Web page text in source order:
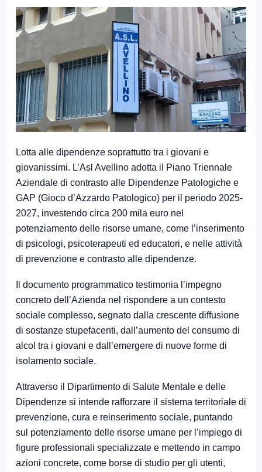
Lotta alle dipendenze soprattutto tra i giovani e
giovanissimi. L’Asl Avellino adotta il Piano Triennale
Aziendale di contrasto alle Dipendenze Patologiche e
GAP (Gioco d’Azzardo Patologico) per il periodo 2025-
2027, investendo circa 200 mila euro nel
potenziamento delle risorse umane, come l’inserimento
di psicologi, psicoterapeuti ed educatori, e nelle attività
di prevenzione e contrasto alle dipendenze.
Il documento programmatico testimonia l’impegno
concreto dell’Azienda nel rispondere a un contesto
sociale complesso, segnato dalla crescente diffusione
di sostanze stupefacenti, dall’aumento del consumo di
alcol tra i giovani e dall’emergere di nuove forme di
isolamento sociale.
Attraverso il Dipartimento di Salute Mentale e delle
Dipendenze si intende rafforzare il sistema territoriale di
prevenzione, cura e reinserimento sociale, puntando
sul potenziamento delle risorse umane per l’impiego di
figure professionali specializzate e mettendo in campo
azioni concrete, come borse di studio per gli utenti,